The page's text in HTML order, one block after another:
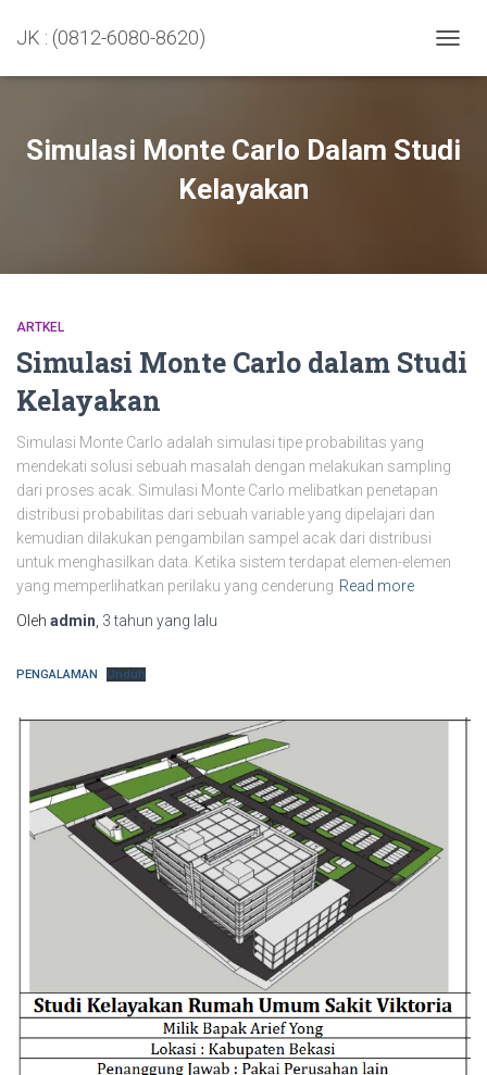
JK : (0812-6080-8620)
Simulasi Monte Carlo Dalam Studi
Kelayakan
ARTKEL
Simulasi Monte Carlo dalam Studi
Kelayakan
Simulasi Monte Carlo adalah simulasi tipe probabilitas yang
mendekati solusi sebuah masalah dengan melakukan sampling
dari proses acak. Simulasi Monte Carlo melibatkan penetapan
distribusi probabilitas dari sebuah variable yang dipelajari dan
kemudian dilakukan pengambilan sampel acak dari distribusi
untuk menghasilkan data. Ketika sistem terdapat elemen-elemen
yang memperlihatkan perilaku yang cenderung Read more
Oleh admin 3 tahun yang lalu
PENGALAMAN Unduh